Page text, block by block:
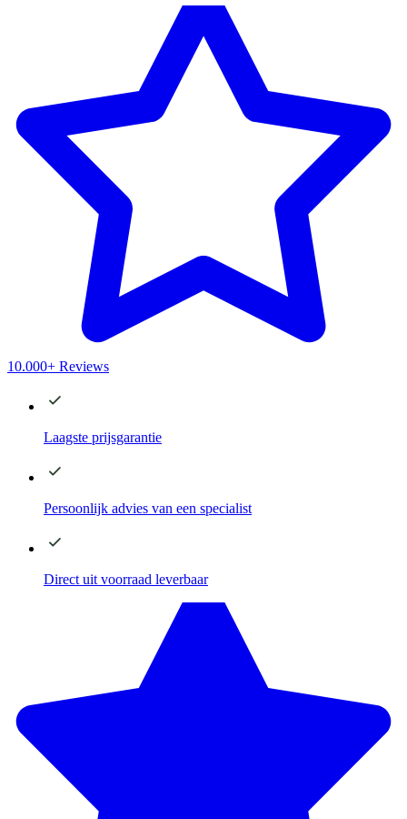
10.000+ Reviews
Laagste prijsgarantie
Persoonlijk advies van een specialist
Direct uit voorraad leverbaar